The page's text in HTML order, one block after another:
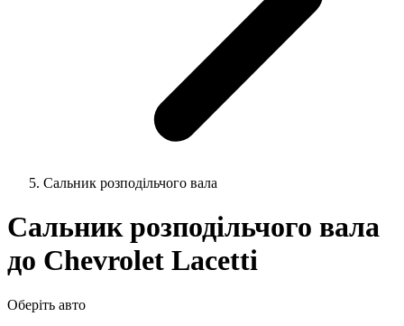
Сальник розподільчого вала
Сальник розподільчого вала
до Chevrolet Lacetti
Оберіть авто